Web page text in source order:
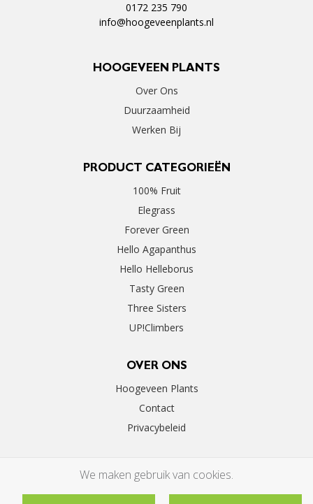
0172 235 790
info@hoogeveenplants.nl
HOOGEVEEN PLANTS
Over Ons
Duurzaamheid
Werken Bij
PRODUCT CATEGORIEËN
100% Fruit
Elegrass
Forever Green
Hello Agapanthus
Hello Helleborus
Tasty Green
Three Sisters
UP!Climbers
OVER ONS
Hoogeveen Plants
Contact
Privacybeleid
We maken gebruik van cookies.